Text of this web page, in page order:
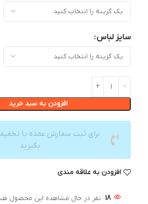
سایز لباس
افزودن به سبد خرید
برای ثبت سفارش عمده با
بگیرید
افزودن به علاقه مندی
18 نفر در حال مشاهده این محصول